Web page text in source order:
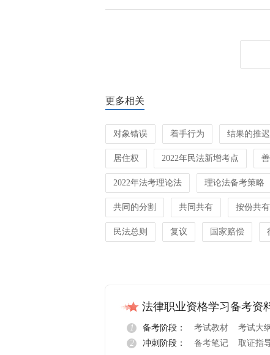
更多相关
对象错误 着手行为 结果的推
居住权 2022年民法新增考点
2022年法考理论法 理论法备考策略
共同的分割 共同共有 按份共有
民法总则 复议 国家赔偿
法律职业资格学习备考资
1 备考阶段： 考试教材 考试大
2
冲刺阶段： 备考笔记 取证指